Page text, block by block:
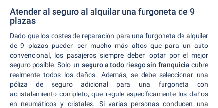
Atender al seguro al alquilar una furgoneta de 9
plazas
Dado que los costes de reparación para una furgoneta de alquiler
de 9 plazas pueden ser mucho más altos que para un auto
convencional, los pasajeros siempre deben optar por el mejor
seguro posible. Solo un seguro a todo riesgo sin franquiciacubre
realmente todos los daños. Además, se debe seleccionar una
póliza de seguro adicional para una furgoneta con
acristalamiento completo, que regule específicamente los daños
en neumáticos y cristales. Si varias personas conducen una